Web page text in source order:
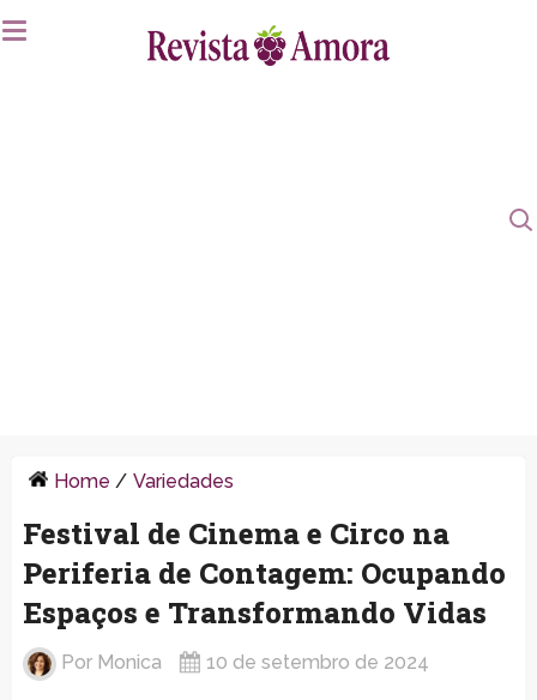
Home / Variedades
Festival de Cinema e Circo na
Periferia de Contagem: Ocupando
Espaços e Transformando Vidas
Por Monica 10 de setembro de 2024